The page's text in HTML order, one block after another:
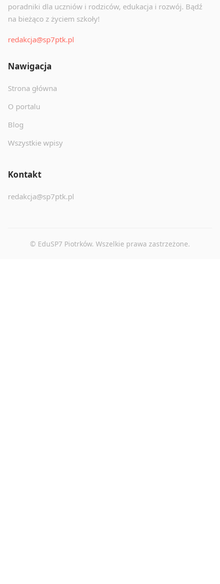
poradniki dla uczniów i rodziców, edukacja i rozwój. Bądź
na bieżąco z życiem szkoły!
redakcja@sp7ptk.pl
Nawigacja
Strona główna
O portalu
Blog
Wszystkie wpisy
Kontakt
redakcja@sp7ptk.pl
© EduSP7 Piotrków. Wszelkie prawa zastrzeżone.